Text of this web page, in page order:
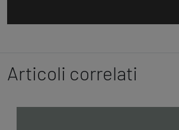
Articoli correlati